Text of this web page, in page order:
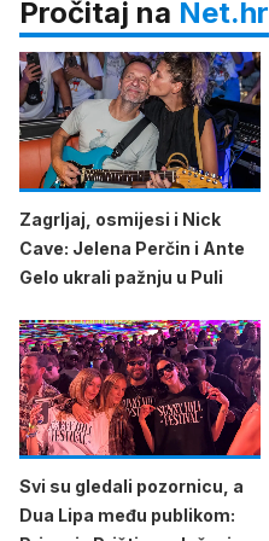
Pročitaj na Net.hr
Zagrljaj, osmijesi i Nick
Cave: Jelena Perčin i Ante
Gelo ukrali pažnju u Puli
Svi su gledali pozornicu, a
Dua Lipa među publikom: